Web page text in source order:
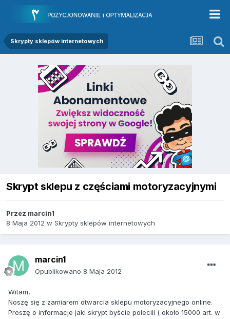
Skrypty sklepów internetowych
Skrypt sklepu z częściami motoryzacyjnymi
Przez marcin1
8 Maja 2012 w Skrypty sklepów internetowych
marcin1
Opublikowano 8 Maja 2012
Witam,
Noszę się z zamiarem otwarcia sklepu motoryzacyjnego online.
Proszę o informacje jaki skrypt byście polecili ( około 15000 art. w